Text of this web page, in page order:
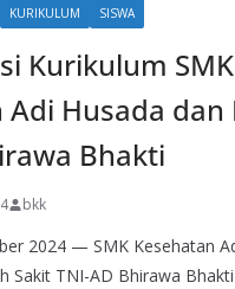
KURIKULUM SISWA
Kurikulum SMK
Husada dan
Bhakti
bkk
2024 — SMK Kesehatan
Sakit TNI-AD Bhirawa